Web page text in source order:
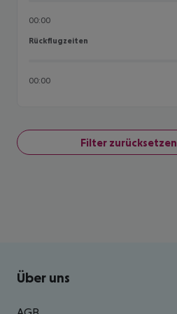
00:00
Rückflugzeiten
Rückflugzeiten
00:00
Filter zurücksetzen
Footer navigation
Über uns